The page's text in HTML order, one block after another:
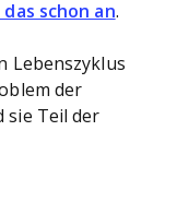
schon an.
Lebenszyklus
der
sie Teil der